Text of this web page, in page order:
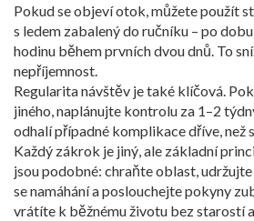
Pokud se objeví otok, můžete použít
s ledem zabalený do ručníku – po
hodinu během prvních dvou dnů. To
nepříjemnost.
Regularita návštěv je také klíčová.
jiného, naplánujte kontrolu za 1–2
odhalí případné komplikace dříve, než
Každý zákrok je jiný, ale základní
jsou podobné: chraňte oblast,
se namáhání a poslouchejte pokyny
vrátíte k běžnému životu bez starostí